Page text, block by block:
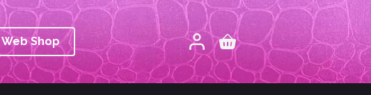
Web Shop Winkelwagen